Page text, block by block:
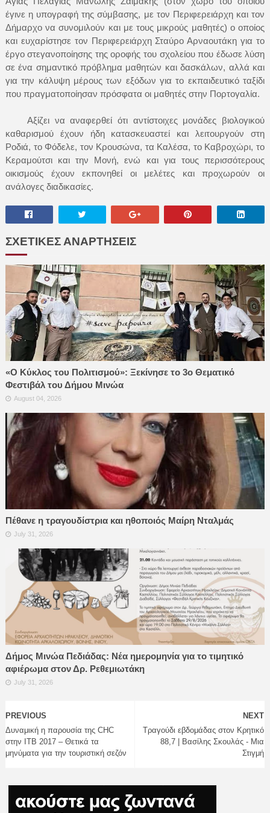
έγινε η υπογραφή της σύμβασης, με τον Περιφερειάρχη και τον
Δήμαρχο να συνομιλούν και με τους μικρούς μαθητές) ο οποίος
και ευχαρίστησε τον Περιφερειάρχη Σταύρο Αρναουτάκη για το
έργο στεγανοποίησης της οροφής του σχολείου που έδωσε λύση
σε ένα σημαντικό πρόβλημα μαθητών και δασκάλων, αλλά και
για την κάλυψη μέρους των εξόδων για το εκπαιδευτικό ταξίδι
που πραγματοποίησαν πρόσφατα οι μαθητές στην Πορτογαλία.
Αξίζει να αναφερθεί ότι αντίστοιχες μονάδες βιολογικού
καθαρισμού έχουν ήδη κατασκευαστεί και λειτουργούν στη
Ροδιά, το Φόδελε, τον Κρουσώνα, τα Καλέσα, το Καβροχώρι, το
Κεραμούτσι και την Μονή, ενώ και για τους περισσότερους
οικισμούς έχουν εκπονηθεί οι μελέτες και προχωρούν οι
ανάλογες διαδικασίες.
ΣΧΕΤΙΚΕΣ ΑΝΑΡΤΗΣΕΙΣ
«Ο Κύκλος του Πολιτισμού»: Ξεκίνησε το 3ο Θεματικό
Φεστιβάλ του Δήμου Μινώα
August 04, 2026
Πέθανε η τραγουδίστρια και ηθοποιός Μαίρη Νταλμάς
July 31, 2026
Δήμος Μινώα Πεδιάδας: Νέα ημερομηνία για το τιμητικό
αφιέρωμα στον Δρ. Ρεθεμιωτάκη
July 31, 2026
NEXT
Τραγούδι εβδομάδας στον Κρητικό
88,7 | Βασίλης Σκουλάς - Μια
Στιγμή
PREVIOUS
Δυναμική η παρουσία της CHC
στην ITB 2017 – Θετικά τα
μηνύματα για την τουριστική σεζόν